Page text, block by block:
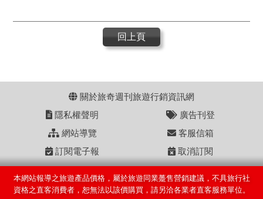
回上頁
關於旅奇週刊旅遊行銷資訊網
隱私權聲明
廣告刊登
網站導覽
客服信箱
訂閱電子報
取消訂閱
本網站報導之旅遊產品價格，屬於旅遊同業躉售營銷建議，不具旅行社
資格之直客消費者，恕無法以該價購買，請另洽各業者直客服務單位。